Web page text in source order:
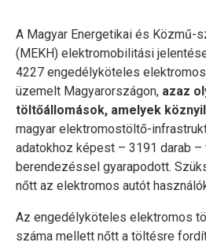
A Magyar Energetikai és Közmű-
(MEKH) elektromobilitási
4227 engedélyköteles
üzemelt Magyarországon, azaz
töltőállomások, amelyek
magyar elektromostöltő-
adatokhoz képest – 3191 darab
berendezéssel gyarapodott.
nőtt az elektromos autót
Az engedélyköteles elektromos
száma mellett nőtt a töltésre